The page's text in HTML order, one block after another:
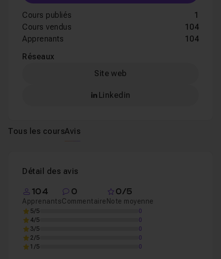
Cours publiés
1
Cours vendus
104
Apprenants
104
Réseaux
Site web
Linkedin
Tous les coursAvis
Détail des avis
104
Apprenants
0
Commentaire
0/5
Note moyenne
5/5
0
4/5
0
3/5
0
2/5
0
1/5
0